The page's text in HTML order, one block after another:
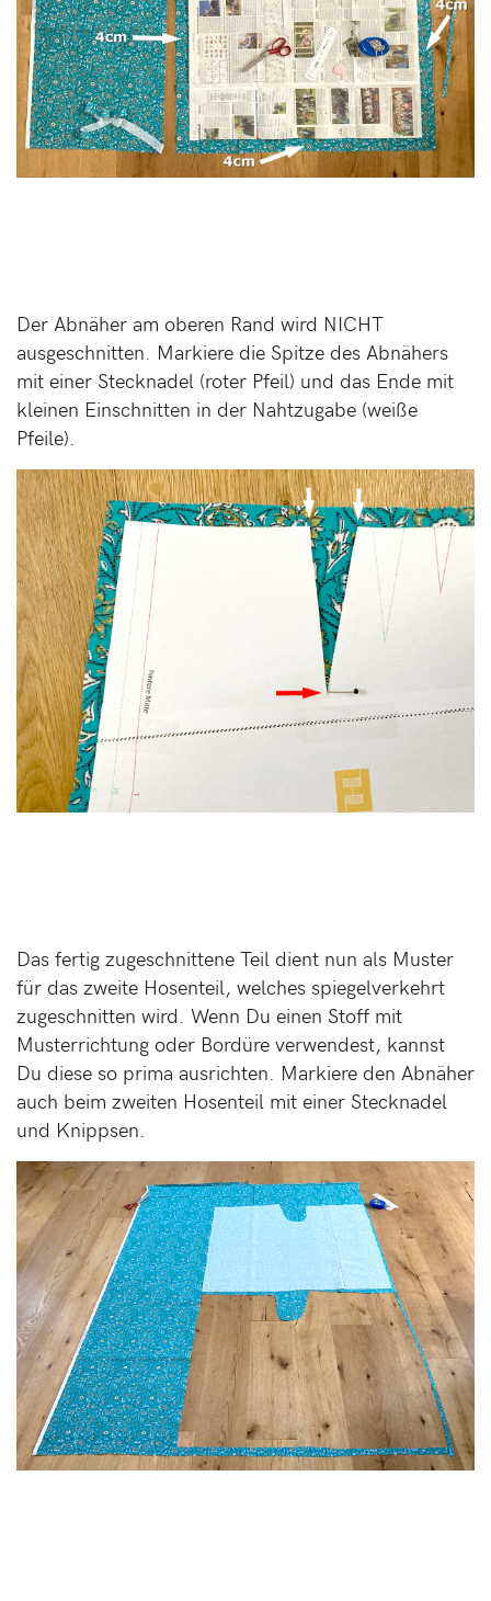
Der Abnäher am oberen Rand wird NICHT
ausgeschnitten. Markiere die Spitze des Abnähers
mit einer Stecknadel (roter Pfeil) und das Ende mit
kleinen Einschnitten in der Nahtzugabe (weiße
Pfeile).
Das fertig zugeschnittene Teil dient nun als Muster
für das zweite Hosenteil, welches spiegelverkehrt
zugeschnitten wird. Wenn Du einen Stoff mit
Musterrichtung oder Bordüre verwendest, kannst
Du diese so prima ausrichten. Markiere den Abnäher
auch beim zweiten Hosenteil mit einer Stecknadel
und Knippsen.